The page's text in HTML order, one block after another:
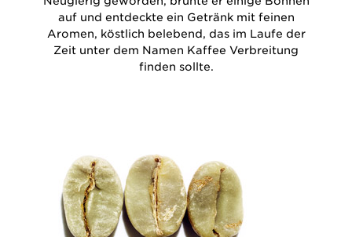
auf und entdeckte ein Getränk mit feinen
Aromen, köstlich belebend, das im Laufe der
Zeit unter dem Namen Kaffee Verbreitung
finden sollte.